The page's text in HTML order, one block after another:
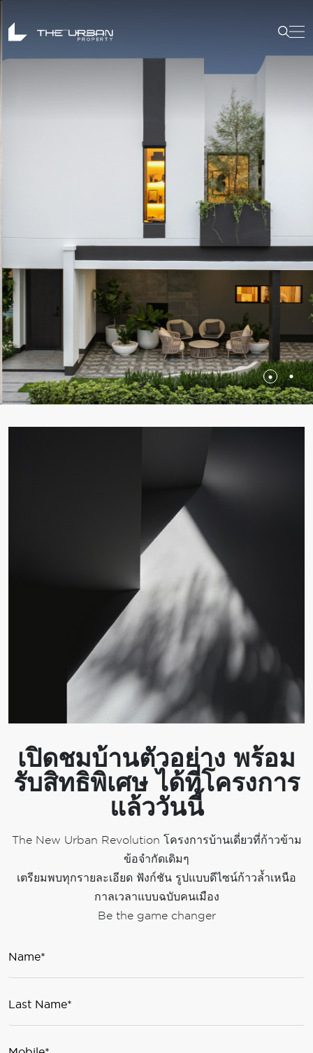
เปิดชมบ้านตัวอย่าง พร้อม
รับสิทธิพิเศษ ได้ที่โครงการ
แล้ววันนี้
The New Urban Revolution โครงการบ้านเดี่ยวที่ก้าวข้าม
ข้อจำกัดเดิมๆ
เตรียมพบทุกรายละเอียด ฟังก์ชัน รูปแบบดีไซน์ก้าวล้ำเหนือ
กาลเวลาแบบฉบับคนเมือง
Be the game changer